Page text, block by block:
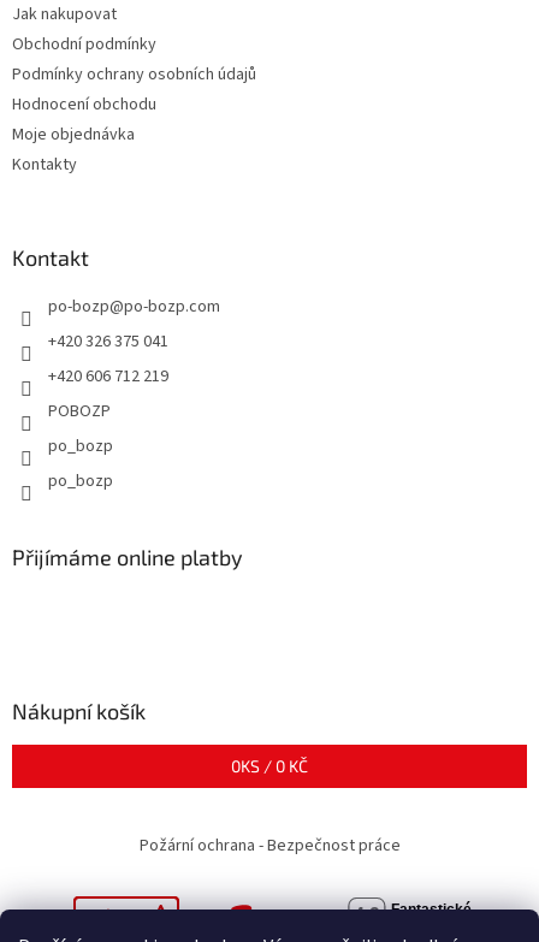
Jak nakupovat
Obchodní podmínky
Podmínky ochrany osobních údajů
Hodnocení obchodu
Moje objednávka
Kontakty
Kontakt
po-bozp@po-bozp.com
+420 326 375 041
+420 606 712 219
POBOZP
po_bozp
po_bozp
Přijímáme online platby
Nákupní košík
0KS / 0 KČ
Požární ochrana - Bezpečnost práce